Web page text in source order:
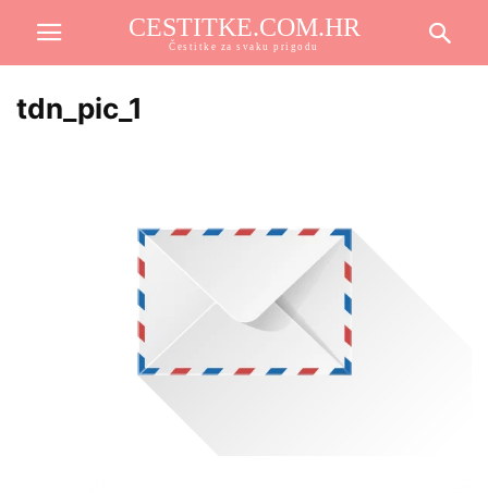
CESTITKE.COM.HR
Čestitke za svaku prigodu
tdn_pic_1